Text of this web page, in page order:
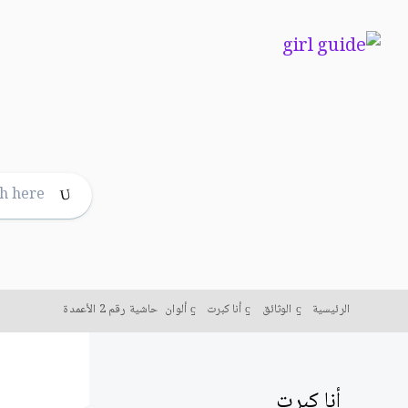
الرئيسية الوثائق أنا كبرت ألوان حاشية رقم 2 الأعمدة